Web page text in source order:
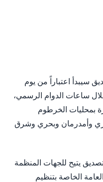
سيبدأ اعتباراً من يوم
وحتى الأحد 14 يونيو خلال ساعات الدوام الرسمي،
بمحليات الخرطوم
وأمدرمان وبحري وشرق
يتيح للجهات المنظمة
الخاصة بتنظيم